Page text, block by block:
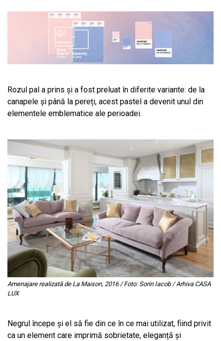
Rozul pal a prins și a fost preluat în diferite variante: de la
canapele și până la pereți, acest pastel a devenit unul din
elementele emblematice ale perioadei.
Amenajare realizată de La Maison, 2016 / Foto: Sorin Iacob / Arhiva CASA
LUX
Negrul începe și el să fie din ce în ce mai utilizat, fiind privit
ca un element care imprimă sobrietate, eleganță și